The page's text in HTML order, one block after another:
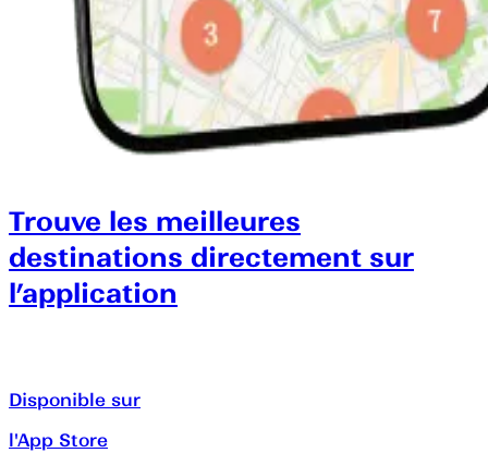
Trouve les meilleures
destinations directement sur
l’application
Disponible sur
l'App Store